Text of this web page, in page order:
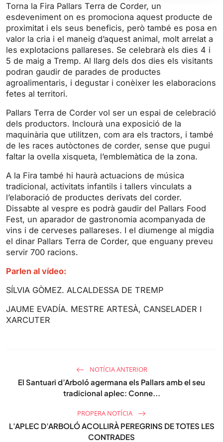
a
y
t
e
t
t
i
n
g
P
t
e
r
u
l
c
e
e
Torna la Fira Pallars Terra de Corder, un
esdeveniment on es promociona aquest producte de
proximitat i els seus beneficis, però també es posa en
valor la cria i el maneig d’aquest animal, molt arrelat a
les explotacions pallareses. Se celebrarà els dies 4 i
5 de maig a Tremp. Al llarg dels dos dies els visitants
podran gaudir de parades de productes
agroalimentaris, i degustar i conèixer les elaboracions
fetes al territori.
Pallars Terra de Corder vol ser un espai de celebració
dels productors. Inclourà una exposició de la
maquinària que utilitzen, com ara els tractors, i també
de les races autòctones de corder, sense que pugui
faltar la ovella xisqueta, l’emblemàtica de la zona.
A la Fira també hi haurà actuacions de música
tradicional, activitats infantils i tallers vinculats a
l’elaboració de productes derivats del corder.
Dissabte al vespre es podrà gaudir del Pallars Food
Fest, un aparador de gastronomia acompanyada de
vins i de cerveses pallareses. I el diumenge al migdia
el dinar Pallars Terra de Corder, que enguany preveu
servir 700 racions.
Parlen al vídeo:
SÍLVIA GÒMEZ. ALCALDESSA DE TREMP
JAUME EVADÍA. MESTRE ARTESÀ, CANSELADER I
XARCUTER
NOTÍCIA ANTERIOR
El Santuari d’Arboló agermana els Pallars amb el seu
tradicional aplec: Conne...
PROPERA NOTÍCIA
L’APLEC D’ARBOLÓ ACOLLIRÀ PEREGRINS DE TOTES LES
CONTRADES